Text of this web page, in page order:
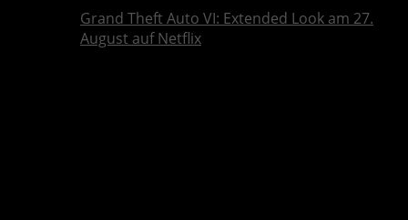
Grand Theft Auto VI: Extended Look am 27.
August auf Netflix